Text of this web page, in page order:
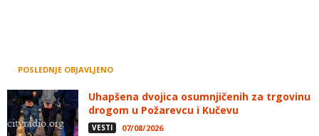
POSLEDNJE OBJAVLJENO
Uhapšena dvojica osumnjičenih za trgovinu
drogom u Požarevcu i Kučevu
VESTI 07/08/2026